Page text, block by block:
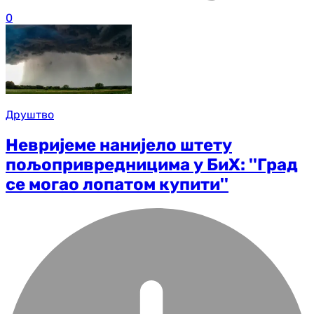
0
Друштво
Невријеме нанијело штету
пољопривредницима у БиХ: ''Град
се могао лопатом купити''